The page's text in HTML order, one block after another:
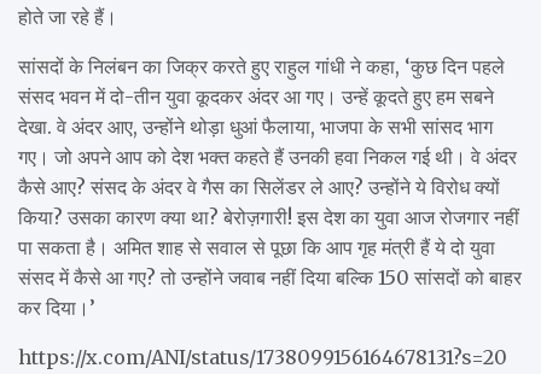
होते जा रहे हैं।
सांसदों के निलंबन का जिक्र करते हुए राहुल गांधी ने कहा, ‘कुछ दिन पहले
संसद भवन में दो-तीन युवा कूदकर अंदर आ गए। उन्हें कूदते हुए हम सबने
देखा. वे अंदर आए, उन्होंने थोड़ा धुआं फैलाया, भाजपा के सभी सांसद भाग
गए। जो अपने आप को देश भक्त कहते हैं उनकी हवा निकल गई थी। वे अंदर
कैसे आए? संसद के अंदर वे गैस का सिलेंडर ले आए? उन्होंने ये विरोध क्यों
किया? उसका कारण क्या था? बेरोज़गारी! इस देश का युवा आज रोजगार नहीं
पा सकता है। अमित शाह से सवाल से पूछा कि आप गृह मंत्री हैं ये दो युवा
संसद में कैसे आ गए? तो उन्होंने जवाब नहीं दिया बल्कि 150 सांसदों को बाहर
कर दिया।’
https://x.com/ANI/status/1738099156164678131?s=20